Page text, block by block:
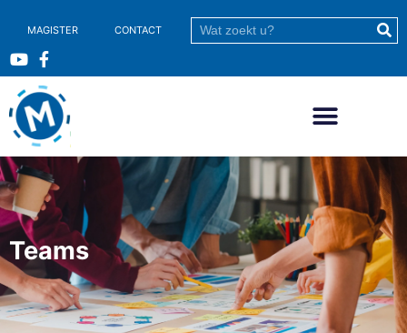
MAGISTER CONTACT
Teams